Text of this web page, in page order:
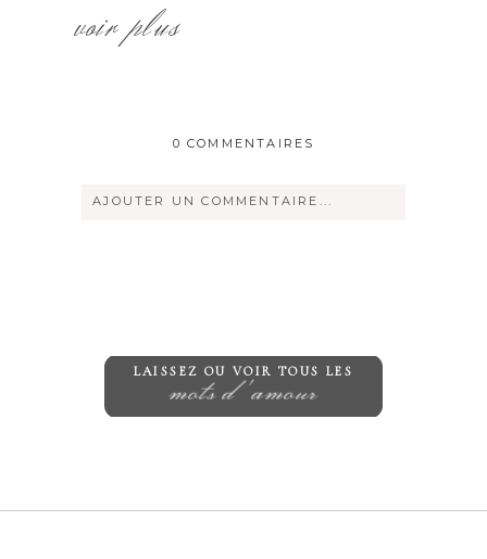
voir plus
0 COMMENTAIRES
AJOUTER UN COMMENTAIRE...
mots d'amour
LAISSEZ OU VOIR TOUS LES